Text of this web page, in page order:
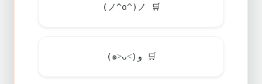
(ノ^o^)ノ 🛒
🛒